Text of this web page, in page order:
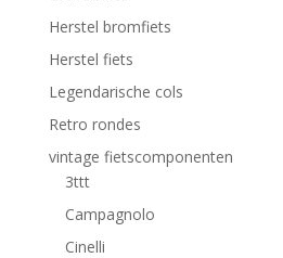
Herstel bromfiets
Herstel fiets
Legendarische cols
Retro rondes
vintage fietscomponenten
3ttt
Campagnolo
Cinelli